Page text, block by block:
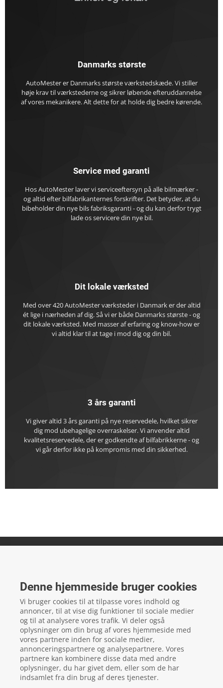
Denne hjemmeside bruger cookies
Vi bruger cookies til at tilpasse vores indhold og
annoncer, til at vise dig funktioner til sociale medier
og til at analysere vores trafik. Vi deler også
oplysninger om din brug af vores hjemmeside med
vores partnere inden for sociale medier,
annonceringspartnere og analysepartnere. Vores
partnere kan kombinere disse data med andre
oplysninger, du har givet dem, eller som de har
indsamlet fra din brug af deres tjenester.
Danmarks største
AutoMester er Danmarks største værkstedskæde. Vi stiller
høje krav til værkstederne og sikrer løbende efteruddannelse
af vores mekanikere. Alt dette for at holde dig bedre kørende.
Service med garanti
Hos AutoMester laver vi serviceeftersyn på alle bilmærker -
og altid efter bilfabrikanternes forskrifter. Det betyder, at du
bibeholder din nye bils fabriksgaranti - og du kan derfor trygt
lade os servicere din nye bil.
Dit lokale værksted
Med over 420 AutoMester værksteder i Danmark er der altid
ét lige i nærheden af dig. Så vi er både Danmarks største - og
dit lokale værksted. Med masser af erfaring og know-how er
vi altid klar til at tage i mod dig og din bil.
3 års garanti
Vi giver altid 3 års garanti på nye reservedele, hvilket sikrer
dig mod ubehagelige overraskelser. Vi anvender altid
kvalitetsreservedele, der er godkendte af bilfabrikkerne - og
vi går derfor ikke på kompromis med din sikkerhed.
Gelstedvej 22
5560 Aarup
CVR: 16817244
local_phoneKontakt os her